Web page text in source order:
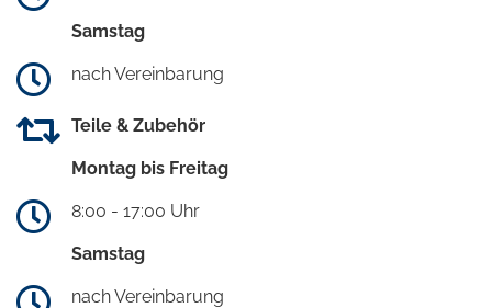
Samstag
nach Vereinbarung
Teile & Zubehör
Montag bis Freitag
8:00 - 17:00 Uhr
Samstag
nach Vereinbarung